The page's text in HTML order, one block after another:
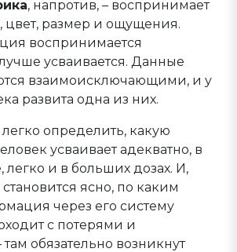
, напротив, – воспринимает
цвет, размер и ощущения.
воспринимается
усваивается. Данные
взаимоисключающими, и у
развита одна из них.
определить, какую
усваивает адекватно, в
и в больших дозах. И,
становится ясно, по каким
через его систему
с потерями и
обязательно возникнут